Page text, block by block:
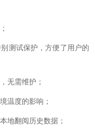
测试保护，方便了用户的
无需维护；
温度的影响；
地翻阅历史数据；